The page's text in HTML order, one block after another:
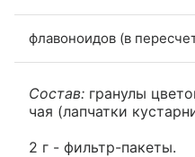
флавоноидов (в
Состав: гранулы
чая (лапчатки
2 г - фильтр-пакеты.